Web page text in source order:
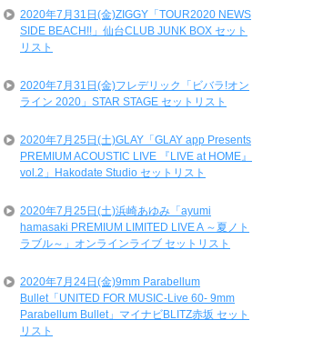
2020年7月31日(金)ZIGGY「TOUR2020 NEWS
SIDE BEACH!!」仙台CLUB JUNK BOX セット
リスト
2020年7月31日(金)フレデリック「ビバラ!オン
ライン 2020」STAR STAGE セットリスト
2020年7月25日(土)GLAY「GLAY app Presents
PREMIUM ACOUSTIC LIVE 『LIVE at HOME』
vol.2」Hakodate Studio セットリスト
2020年7月25日(土)浜崎あゆみ「ayumi
hamasaki PREMIUM LIMITED LIVE A ～夏ノト
ラブル～」オンラインライブ セットリスト
2020年7月24日(金)9mm Parabellum
Bullet「UNITED FOR MUSIC-Live 60- 9mm
Parabellum Bullet」マイナビBLITZ赤坂 セット
リスト